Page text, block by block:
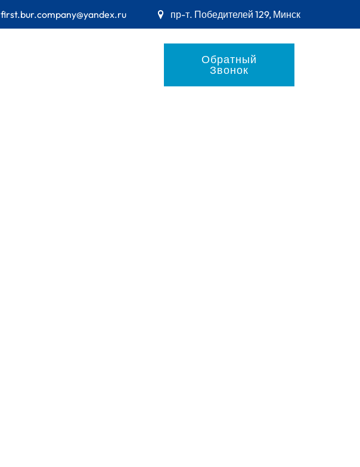
first.bur.company@yandex.ru пр-т. Победителей 129, Минск
Обратный
Звонок